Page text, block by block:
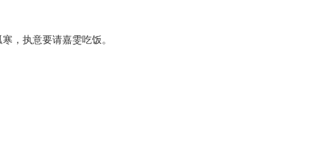
，执意要请嘉雯吃饭。